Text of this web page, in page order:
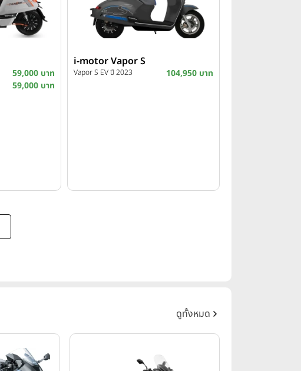
59,000 บาท
59,000 บาท
i-motor Vapor S
Vapor S EV ปี 2023 104,950 บาท
ดูทั้งหมด